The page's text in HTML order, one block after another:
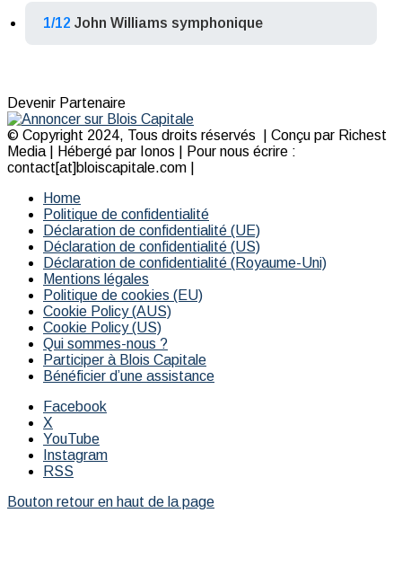
1/12 John Williams symphonique
Devenir Partenaire
© Copyright 2024, Tous droits réservés | Conçu par Richest
Media | Hébergé par Ionos | Pour nous écrire :
contact[at]bloiscapitale.com |
Home
Politique de confidentialité
Déclaration de confidentialité (UE)
Déclaration de confidentialité (US)
Déclaration de confidentialité (Royaume-Uni)
Mentions légales
Politique de cookies (EU)
Cookie Policy (AUS)
Cookie Policy (US)
Qui sommes-nous ?
Participer à Blois Capitale
Bénéficier d’une assistance
Facebook
X
YouTube
Instagram
RSS
Bouton retour en haut de la page